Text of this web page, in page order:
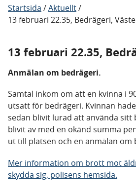
Startsida /Aktuellt/
13 februari 22.35, Bedrägeri,
13 februari 22.35,
Anmälan om bedrägeri.
Samtal inkom om att en kvinna i
utsatt för bedrägeri. Kvinnan
sedan blivit lurad att använda sitt
blivit av med en okänd summa
ut till platsen och en anmälan
Mer information om brott mot
skydda sig, polisens hemsida.